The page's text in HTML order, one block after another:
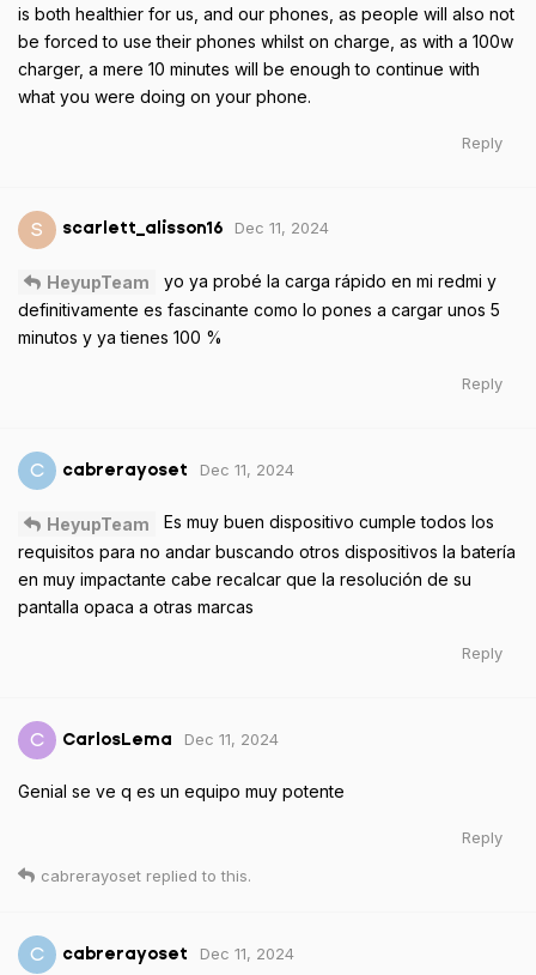
is both healthier for us, and our phones, as people will also not
be forced to use their phones whilst on charge, as with a 100w
charger, a mere 10 minutes will be enough to continue with
what you were doing on your phone.
Reply
S scarlett_alisson16 Dec 11, 2024
HeyupTeam
yo ya probé la carga rápido en mi redmi y
definitivamente es fascinante como lo pones a cargar unos 5
minutos y ya tienes 100 %
Reply
C cabrerayoset Dec 11, 2024
HeyupTeam
Es muy buen dispositivo cumple todos los
requisitos para no andar buscando otros dispositivos la batería
en muy impactante cabe recalcar que la resolución de su
pantalla opaca a otras marcas
Reply
C CarlosLema Dec 11, 2024
Genial se ve q es un equipo muy potente
Reply
cabrerayoset replied to this.
C cabrerayoset Dec 11, 2024